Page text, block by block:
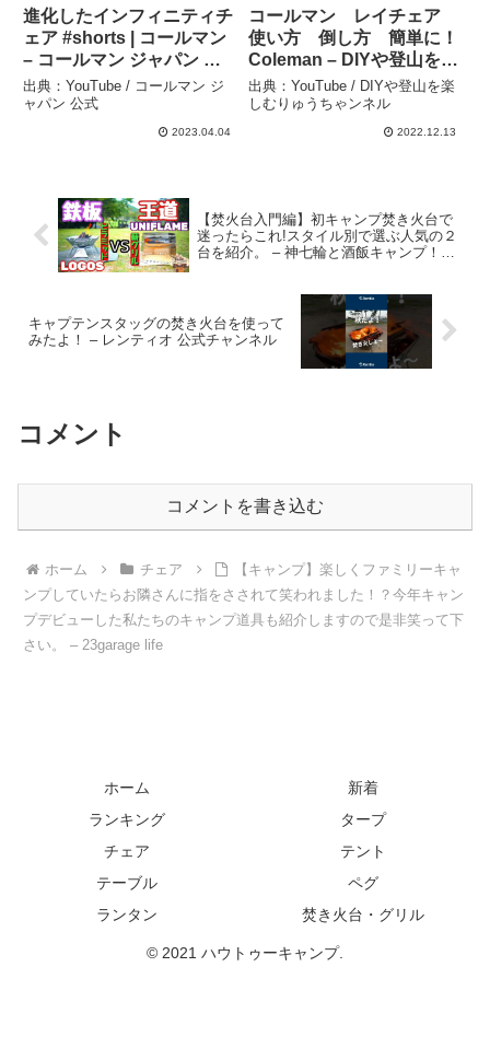
進化したインフィニティチ
ェア #shorts | コールマン
– コールマン ジャパン 公
式
出典：YouTube / コールマン ジ
ャパン 公式
2023.04.04
コールマン レイチェア
使い方 倒し方 簡単に！
Coleman – DIYや登山を楽
しむりゅうちゃンネル
出典：YouTube / DIYや登山を楽
しむりゅうちゃンネル
2022.12.13
【焚火台入門編】初キャンプ焚き火台で
迷ったらこれ!スタイル別で選ぶ人気の２
台を紹介。 – 神七輪と酒飯キャンプ！
キャプテンスタッグの焚き火台を使って
みたよ！ – レンティオ 公式チャンネル
コメント
コメントを書き込む
ホーム チェア
【キャンプ】楽しくファミリーキャ
ンプしていたらお隣さんに指をさされて笑われました！？今年キャン
プデビューした私たちのキャンプ道具も紹介しますので是非笑って下
さい。 – 23garage life
ホーム
新着
ランキング
タープ
チェア
テント
テーブル
ペグ
ランタン
焚き火台・グリル
© 2021 ハウトゥーキャンプ.